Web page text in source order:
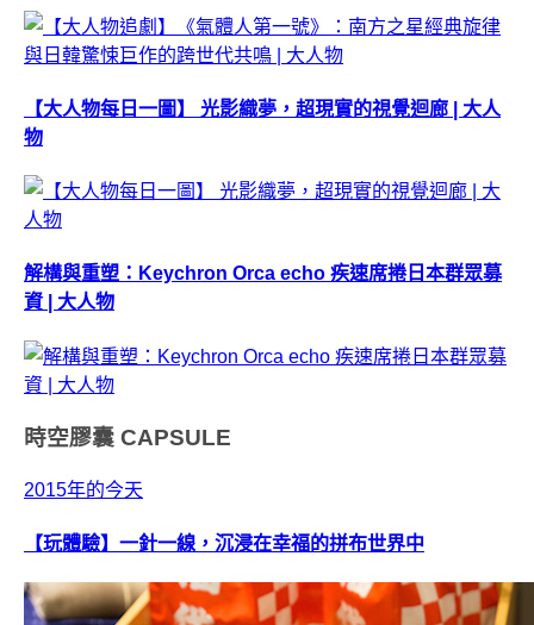
【大人物每日一圖】 光影織夢，超現實的視覺迴廊 | 大人
物
解構與重塑：Keychron Orca echo 疾速席捲日本群眾募
資 | 大人物
時空膠囊 CAPSULE
2015年的今天
【玩體驗】一針一線，沉浸在幸福的拼布世界中